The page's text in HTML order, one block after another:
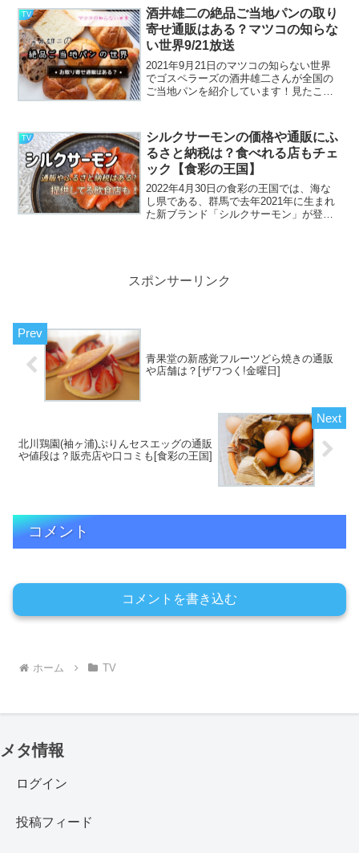
TV
酒井雄二の絶品ご当地パンの取り
寄せ通販はある？マツコの知らな
い世界9/21放送
2021年9月21日のマツコの知らない世界
でゴスペラーズの酒井雄二さんが全国の
ご当地パンを紹介しています！見たこと
ンも食べたくなってきますよね～お取り
寄せせていないか調...
TV
シルクサーモンの価格や通販にふ
るさと納税は？食べれる店もチェ
ック【食彩の王国】
2022年4月30日の食彩の王国では、海な
し県である、群馬で去年2021年に生まれ
た新ブランド「シルクサーモン」が登場
スポンサーリンク
青果堂の新感覚フルーツどら焼きの通販
や店舗は？[ザワつく!金曜日]
北川鶏園(袖ヶ浦)ぷりんセスエッグの通販
や値段は？販売店や口コミも[食彩の王国]
コメント
コメントを書き込む
ホーム TV
メタ情報
ログイン
投稿フィード